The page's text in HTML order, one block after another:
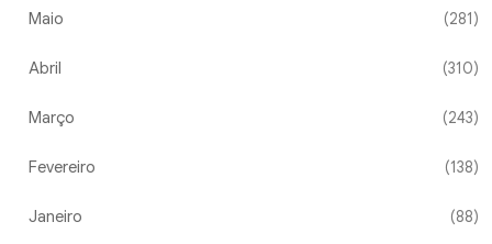
Maio (281)
Abril (310)
Março (243)
Fevereiro (138)
Janeiro (88)